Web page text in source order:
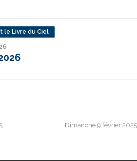
le Livre du Ciel
Dimanche 9 février